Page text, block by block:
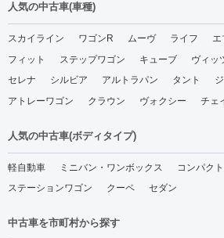
人気の中古車(車種)
スカイライン ワゴンR ムーヴ ライフ エ
フィット
ステップワゴン キューブ ヴィッ
セレナ
シルビア アルトラパン タント
アトレーワゴン
クラウン ヴォクシー チェ
人気の中古車(ボディタイプ)
軽自動車 ミニバン・ワンボックス コンパクト
ステーションワゴン
クーペ セダン
中古車を市町村から探す